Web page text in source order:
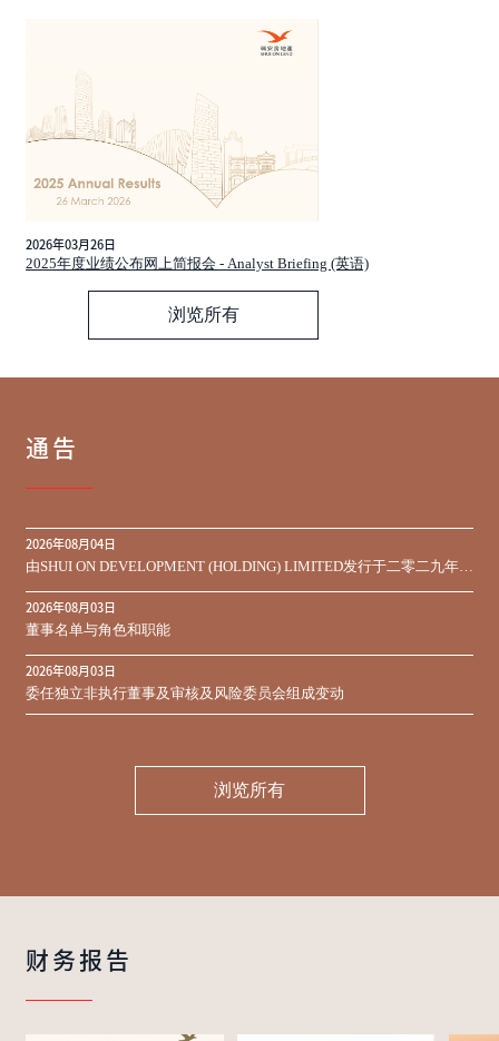
2026年03月26日
2025年度业绩公布网上简报会 - Analyst Briefing (英语)
浏览所有
通告
2026年08月04日
由SHUI ON DEVELOPMENT (HOLDING) LIMITED发行于二零二九年到
期之450,000,000美元9.75%优先票据之同意征求于届满期限前收到的
同意结果
2026年08月03日
董事名单与角色和职能
2026年08月03日
委任独立非执行董事及审核及风险委员会组成变动
浏览所有
财务报告